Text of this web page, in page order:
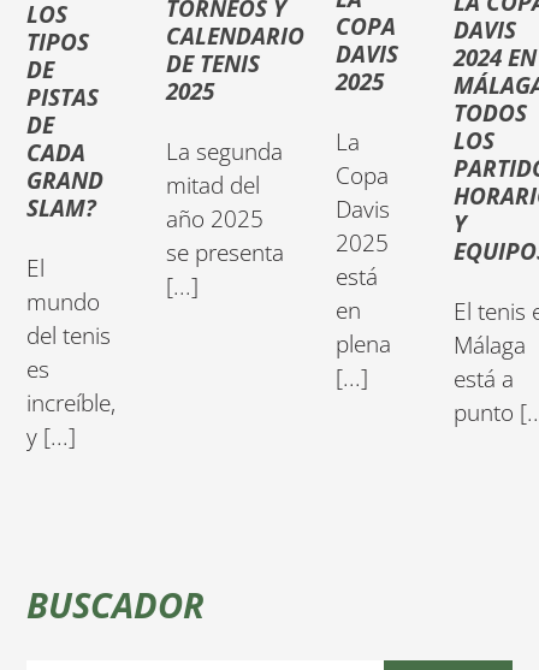
LOS
TIPOS
DE
PISTAS
DE
CADA
GRAND
SLAM?
El
mundo
del tenis
es
increíble,
y [...]
TORNEOS Y
CALENDARIO
DE TENIS
2025
La segunda
mitad del
año 2025
se presenta
[...]
COPA
DAVIS
2025
La
Copa
Davis
2025
está
en
plena
[...]
DAVIS
2024 EN
TODOS
LOS
Y
El tenis
Málaga
está a
punto
BUSCADOR